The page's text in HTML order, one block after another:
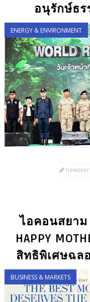
อนุรักษ์ธ
ENERGY & ENVIRONMENT
ไอคอนสยาม
HAPPY
สิทธิพิเศษฉล
BUSINESS & MARKETS